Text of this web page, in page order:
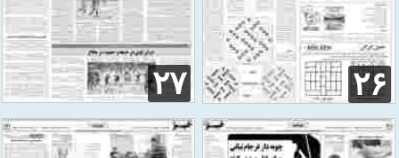
۲۶ ۲۷